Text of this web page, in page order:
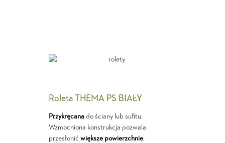
Roleta THEMA PS BIAŁY
Przykręcanado ściany lub sufitu.
Wzmocniona konstrukcja pozwala
przesłonić większe powierzchnie.